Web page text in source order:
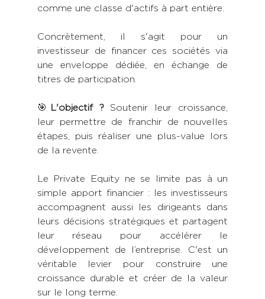
comme une classe d'actifs à part entière.
Concrètement, il s'agit pour un
investisseur de financer ces sociétés via
une enveloppe dédiée, en échange de
titres de participation.
🎯 L'objectif ? Soutenir leur croissance,
leur permettre de franchir de nouvelles
étapes, puis réaliser une plus-value lors
de la revente.
Le Private Equity ne se limite pas à un
simple apport financier : les investisseurs
accompagnent aussi les dirigeants dans
leurs décisions stratégiques et partagent
leur réseau pour accélérer le
développement de l’entreprise. C'est un
véritable levier pour construire une
croissance durable et créer de la valeur
sur le long terme.